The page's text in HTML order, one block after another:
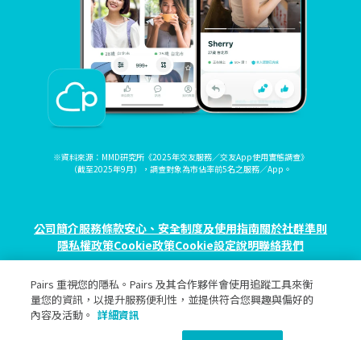
※資料來源：MMD研究所《2025年交友服務／交友App使用實態調查》
（截至2025年9月），調查對象為市佔率前5名之服務／App。
公司簡介服務條款安心、安全制度及使用指南關於社群準則
隱私權政策Cookie政策Cookie設定說明聯絡我們
© eureka, Inc. All rights reserved.
Pairs 重視您的隱私。Pairs 及其合作夥伴會使用追蹤工具來衡
量您的資訊，以提升服務便利性，並提供符合您興趣與偏好的
內容及活動。 詳細資訊